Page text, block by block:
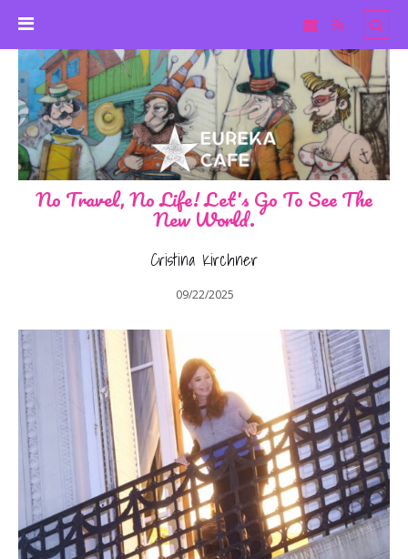
No Travel, No Life! Let's Go To See The
New World.
Cristina Kirchner
09/22/2025